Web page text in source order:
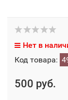
Нет в
Код товара:
500 руб.